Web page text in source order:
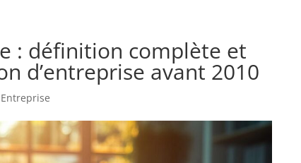
: définition complète et
d’entreprise avant 2010
Entreprise